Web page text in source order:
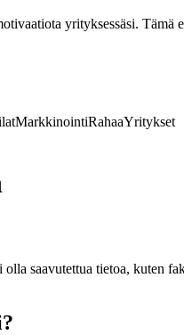
yrityksessäsi.
MarkkinointiRahaaYritykset
saavutettua tietoa, kuten